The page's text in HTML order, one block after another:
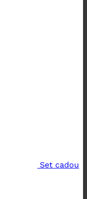
Set cadou